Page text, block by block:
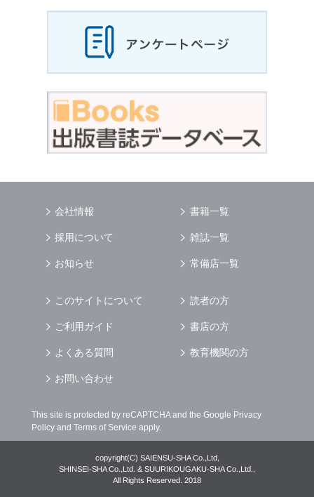
会社情報
採用について
お知らせ
書籍一覧
雑誌一覧
常備店一覧
このサイトについて
ご利用ガイド
よくある質問
お問い合わせ
読者の方
書店の方
教育機関の方
This site is protected by reCAPTCHA and the Google Privacy
Policyand Terms of Service apply.
copyright(C) SAIENSU-SHA Co.,Ltd,
SHINSEI-SHA Co.,Ltd. & SUURIKOUGAKU-SHA Co.,Ltd.,
All Rights Reserved. 2018